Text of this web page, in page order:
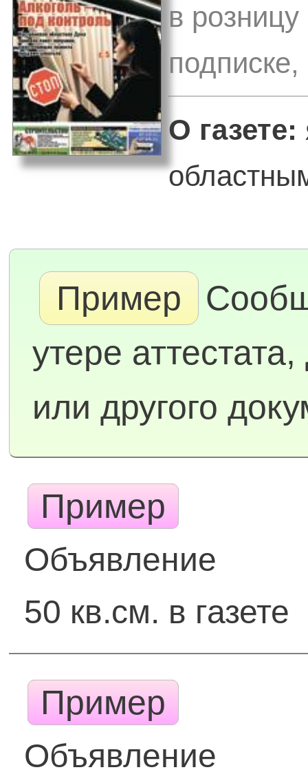
в
О газете:
Пример
утере
или другого
Пример
Объявление
50 кв.см. в газете
Пример
Объявление